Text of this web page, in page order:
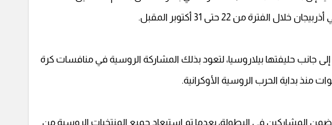
من 22 حتى 31 أكتوبر المقبل.
جانب حليفتها بيلاروسيا، لتعود بذلك المشاركة الروسية في منافسات كرة
منذ بداية الحرب الروسية الأوكرانية.
ضمن المشاركين في البطولة، بعدما تم استبعاد جميع المنتخبات الروسية من